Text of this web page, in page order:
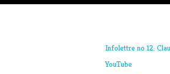
Infolettre no 12:
YouTube